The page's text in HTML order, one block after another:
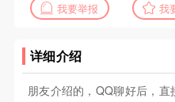
我要举报 我
详细介绍
朋友介绍的，QQ聊好后，